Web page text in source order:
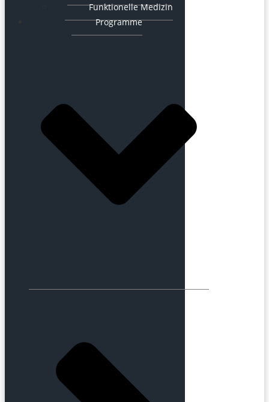
Funktionelle Medizin
Programme